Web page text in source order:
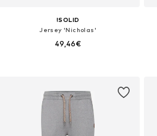
!SOLID
Jersey 'Nicholas'
49,46€